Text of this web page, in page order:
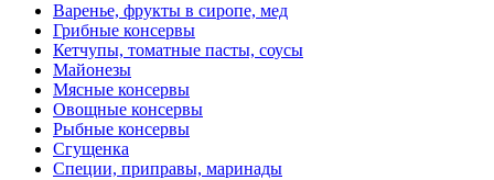
Варенье, фрукты в сиропе, мед
Грибные консервы
Кетчупы, томатные пасты, соусы
Майонезы
Мясные консервы
Овощные консервы
Рыбные консервы
Сгущенка
Специи, приправы, маринады